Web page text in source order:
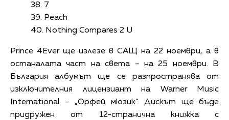
38. 7
39. Peach
40. Nothing Compares 2 U
Prince 4Ever ще излезе в САЩ на 22 ноември, а в
останалата част на света – на 25 ноември. В
България албумът ще се разпространява от
изключителния лицензиант на Warner Music
International – „Орфей мюзик“. Дискът ще бъде
придружен от 12-странична книжка с